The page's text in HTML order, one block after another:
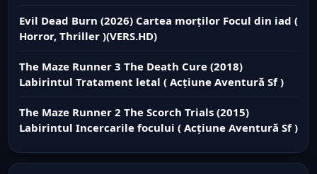
Evil Dead Burn (2026) Cartea morților Focul din iad (
Horror, Thriller )(VERS.HD)
The Maze Runner 3 The Death Cure (2018)
Labirintul Tratament letal ( Acțiune Aventură Sf )
The Maze Runner 2 The Scorch Trials (2015)
Labirintul Incercarile focului ( Acțiune Aventură Sf )